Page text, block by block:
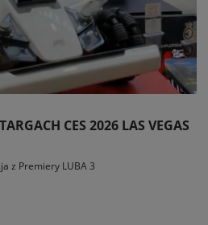
CES 2026 LAS VEGAS
z Premiery LUBA 3